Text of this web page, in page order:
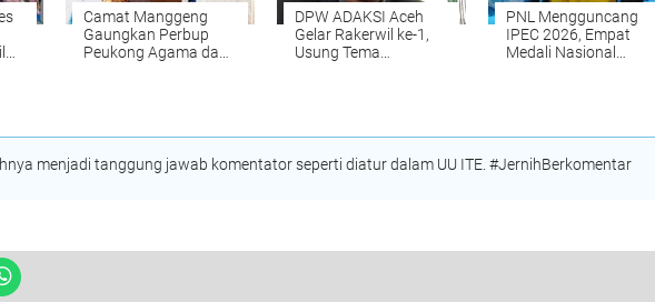
Camat Manggeng
Gaungkan Perbup
Peukong Agama dan
DPW ADAKSI Aceh
Gelar Rakerwil ke-1,
Usung Tema
PNL Mengguncang
IPEC 2026, Empat
Medali Nasional
menjadi tanggung jawab komentator seperti diatur dalam UU ITE. #JernihBerkomentar